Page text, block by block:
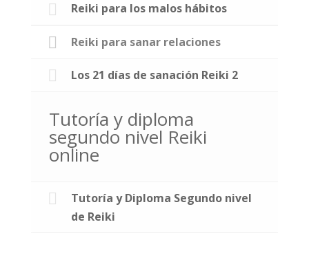
Reiki para los malos hábitos
Reiki para sanar relaciones
Los 21 días de sanación Reiki 2
Tutoría y diploma
segundo nivel Reiki
online
Tutoría y Diploma Segundo nivel
de Reiki